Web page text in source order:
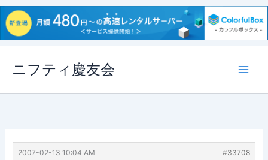
ス
ニフティ慶友会
2007-02-13 10:04 AM
#33708